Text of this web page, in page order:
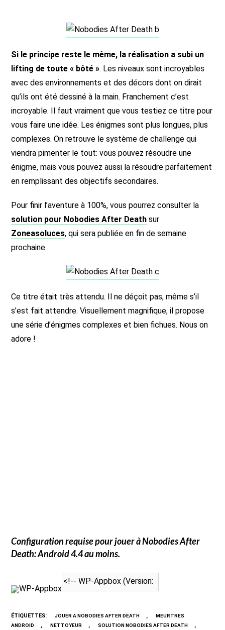
Si le principe reste le même, la réalisation a subi un
lifting de toute « bôté ». Les niveaux sont incroyables
avec des environnements et des décors dont on dirait
qu’ils ont été dessiné à la main. Franchement c’est
incroyable. Il faut vraiment que vous testiez ce titre pour
vous faire une idée. Les énigmes sont plus longues, plus
complexes. On retrouve le système de challenge qui
viendra pimenter le tout: vous pouvez résoudre une
énigme, mais vous pouvez aussi la résoudre parfaitement
en remplissant des objectifs secondaires.
Pour finir l’aventure à 100%, vous pourrez consulter la
solution pour Nobodies After Death sur
Zoneasoluces, qui sera publiée en fin de semaine
prochaine.
Ce titre était très attendu. Il ne déçoit pas, même s’il
s’est fait attendre. Visuellement magnifique, il propose
une série d’énigmes complexes et bien fichues. Nous on
adore !
Configuration requise pour jouer àNobodies After
Death: Android 4.4 au moins.
WP-Appbox
ÉTIQUETTES: JOUER A NOBODIES AFTER DEATH ,
MEURTRES
ANDROID
, NETTOYEUR , SOLUTION NOBODIES AFTER DEATH ,